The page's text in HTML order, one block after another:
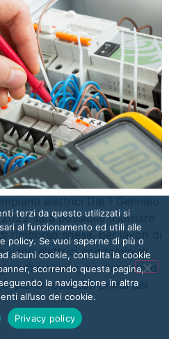
sarà possibile usufruire
rimborso spese, per lavori di
elettrici condominiali.
e l’ambiente, ha disposto di
realizzati prima del
terzi da questo utilizzati si
al funzionamento ed utili alle
policy. Se vuoi saperne di più o
alcuni cookie, consulta la cookie
scorrendo questa pagina,
la navigazione in altra
all’uso dei cookie.
Privacy policy